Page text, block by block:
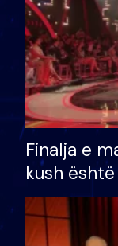
Finalja e
kush
shtëpinë
të fituar